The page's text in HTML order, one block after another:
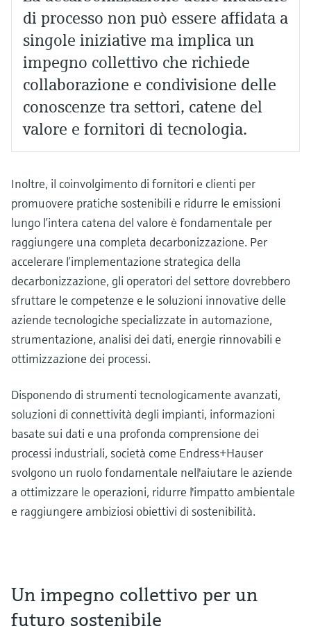
di processo non può essere affidata a
singole iniziative ma implica un
impegno collettivo che richiede
collaborazione e condivisione delle
conoscenze tra settori, catene del
valore e fornitori di tecnologia.
Inoltre, il coinvolgimento di fornitori e clienti per
promuovere pratiche sostenibili e ridurre le emissioni
lungo l’intera catena del valore è fondamentale per
raggiungere una completa decarbonizzazione. Per
accelerare l’implementazione strategica della
decarbonizzazione, gli operatori del settore dovrebbero
sfruttare le competenze e le soluzioni innovative delle
aziende tecnologiche specializzate in automazione,
strumentazione, analisi dei dati, energie rinnovabili e
ottimizzazione dei processi.
Disponendo di strumenti tecnologicamente avanzati,
soluzioni di connettività degli impianti, informazioni
basate sui dati e una profonda comprensione dei
processi industriali, società come Endress+Hauser
svolgono un ruolo fondamentale nell'aiutare le aziende
a ottimizzare le operazioni, ridurre l'impatto ambientale
e raggiungere ambiziosi obiettivi di sostenibilità.
Un impegno collettivo per un
futuro sostenibile